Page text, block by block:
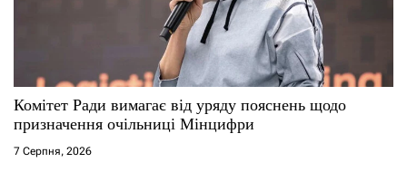
Комітет Ради вимагає від уряду пояснень щодо
призначення очільниці Мінцифри
7 Серпня, 2026